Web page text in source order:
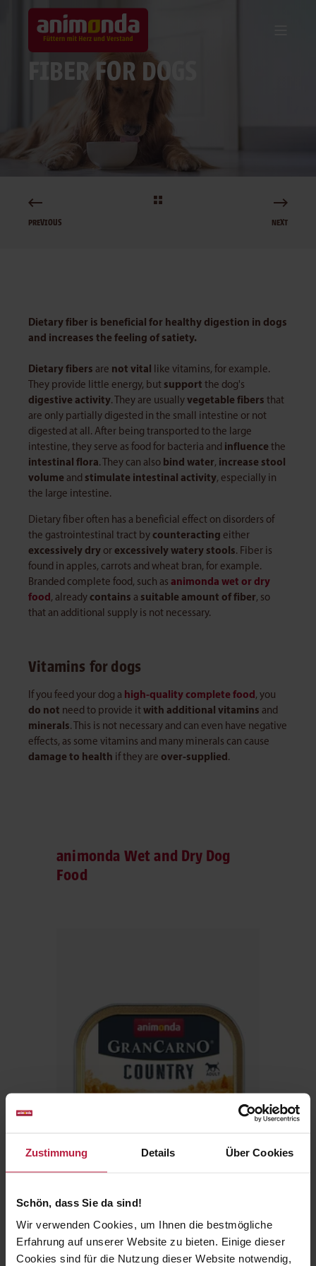
Zustimmung Details Über Cookies
Schön, dass Sie da sind!
Wir verwenden Cookies, um Ihnen die bestmögliche
Erfahrung auf unserer Website zu bieten. Einige dieser
Cookies sind für die Nutzung dieser Website notwendig,
FIBER FOR DOGS
PREVIOUS NEXT
Dietary fiber is beneficial for healthy digestion in dogs
and increases the feeling of satiety.
Dietary fibers are not vital like vitamins, for example.
They provide little energy, but support the dog's
digestive activity. They are usually vegetable fibers that
are only partially digested in the small intestine or not
digested at all. After being transported to the large
intestine, they serve as food for bacteria and influence the
intestinal flora. They can also bind water, increase stool
volume and stimulate intestinal activity, especially in
the large intestine.
Dietary fiber often has a beneficial effect on disorders of
the gastrointestinal tract by counteracting either
excessively dry or excessively watery stools. Fiber is
found in apples, carrots and wheat bran, for example.
Branded complete food, such as animonda wet or dry
food, already contains a suitable amount of fiber, so
that an additional supply is not necessary.
Vitamins for dogs
If you feed your dog a high-quality complete food, you
do not need to provide it with additional vitamins and
minerals. This is not necessary and can even have negative
effects, as some vitamins and many minerals can cause
damage to health if they are over-supplied.
animonda Wet and Dry Dog
Food
GranCarno Country
Beef, Goose & Pumpkin